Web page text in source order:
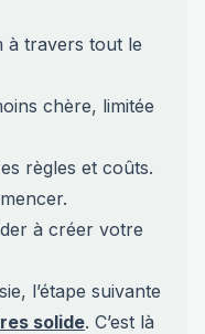
à travers tout le
chère, limitée
règles et coûts.
à créer votre
l’étape suivante
solide. C’est là